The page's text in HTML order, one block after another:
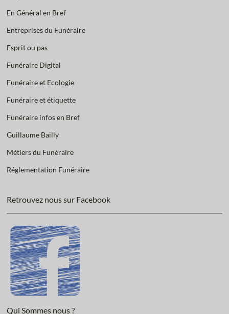
En Général en Bref
Entreprises du Funéraire
Esprit ou pas
Funéraire Digital
Funéraire et Ecologie
Funéraire et étiquette
Funéraire infos en Bref
Guillaume Bailly
Métiers du Funéraire
Réglementation Funéraire
Retrouvez nous sur Facebook
Qui Sommes nous ?